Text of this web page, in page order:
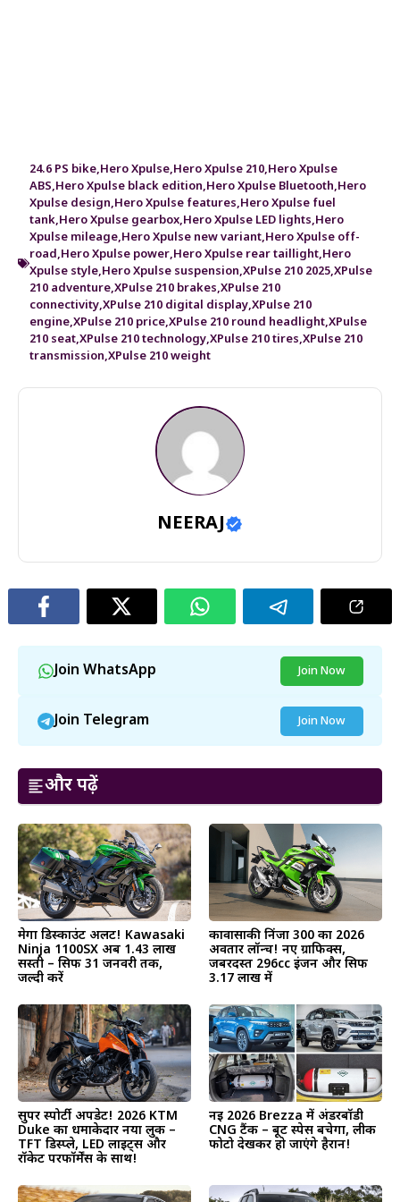
24.6 PS bike,Hero Xpulse,Hero Xpulse 210,Hero Xpulse
ABS,Hero Xpulse black edition,Hero Xpulse Bluetooth,Hero
Xpulse design,Hero Xpulse features,Hero Xpulse fuel
tank,Hero Xpulse gearbox,Hero Xpulse LED lights,Hero
Xpulse mileage,Hero Xpulse new variant,Hero Xpulse off-
road,Hero Xpulse power,Hero Xpulse rear taillight,Hero
Xpulse style,Hero Xpulse suspension,XPulse 210 2025,XPulse
210 adventure,XPulse 210 brakes,XPulse 210
connectivity,XPulse 210 digital display,XPulse 210
engine,XPulse 210 price,XPulse 210 round headlight,XPulse
210 seat,XPulse 210 technology,XPulse 210 tires,XPulse 210
transmission,XPulse 210 weight
NEERAJ
Join WhatsApp Join Now
Join Telegram Join Now
और पढ़ें
मेगा डिस्काउंट अलर्ट! Kawasaki
Ninja 1100SX अब ₹1.43 लाख
सस्ती – सिर्फ 31 जनवरी तक,
जल्दी करें
कावासाकी निंजा 300 का 2026
अवतार लॉन्च! नए ग्राफिक्स,
जबरदस्त 296cc इंजन और सिर्फ
₹3.17 लाख में
सुपर स्पोर्टी अपडेट! 2026 KTM
Duke का धमाकेदार नया लुक –
TFT डिस्प्ले, LED लाइट्स और
रॉकेट परफॉर्मेंस के साथ!
नई 2026 Brezza में अंडरबॉडी
CNG टैंक – बूट स्पेस बचेगा, लीक
फोटो देखकर हो जाएंगे हैरान!